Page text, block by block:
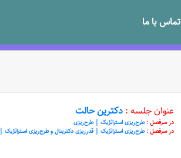
تماس با ما
عنوان جلسه : دکترین حالت
در سرفصل :طرح‌ریزی استراتژیک | طرح‌ریزی
در سرفصل :طرح‌ریزی استراتژیک | قدرریزی دکترینال و طرح‌ریزی استراتژیک |